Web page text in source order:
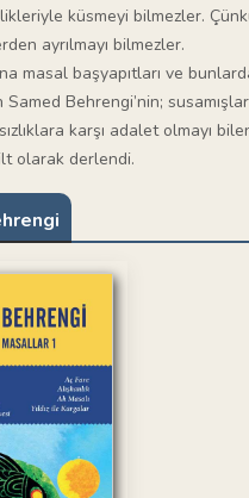
küsmeyi bilmezler.
ayrılmayı bilmezler.
masal başyapıtları ve
Samed Behrengi’nin;
karşı adalet olmayı
olarak derlendi.